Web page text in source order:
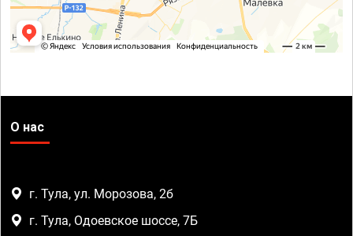
О нас
г. Тула, ул. Морозова, 2б
г. Тула, Одоевское шоссе, 7Б